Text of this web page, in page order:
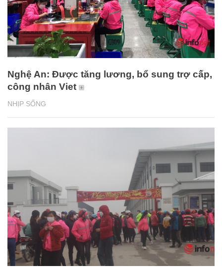
NHỊP SỐNG
Nghệ An: Được tăng lương, bổ sung trợ cấp,
công nhân Viet